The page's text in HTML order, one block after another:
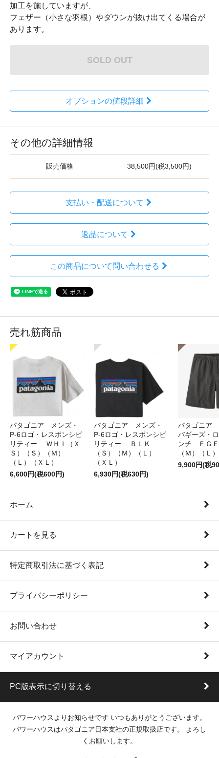
加工を施していますが、
フェザー（小さな羽根）やダウンが抜け出てくる場合が
あります。
SOLD OUT
オプションの値段詳細
その他の詳細情報
販売価格 38,500円(税3,500円)
支払い・配送について
返品について
この商品について問い合わせる
売れ筋商品
パタゴニア メンズ・
P-6ロゴ・レスポンシビ
リティー ＷＨＩ（Ｘ
Ｓ）（Ｓ）（Ｍ）
（Ｌ）（ＸＬ）
6,600円(税600円)
パタゴニア メンズ・
P-6ロゴ・レスポンシビ
リティー ＢＬＫ
（Ｓ）（Ｍ）（Ｌ）
（ＸＬ）
6,930円(税630円)
パタゴニア
バギーズ・
ンチ ＦＧ
（Ｍ）（Ｌ
9,900円(税
ホーム
カートを見る
特定商取引法に基づく表記
プライバシーポリシー
お問い合わせ
マイアカウント
PC版表示に切り替える
パワーハウスよりお知らせです いつもありがとうございます。
パワーハウスはパタゴニア日本支社の正規取扱店です。 よろし
くお願いします。